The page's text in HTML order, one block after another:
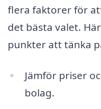
flera faktorer för
det bästa valet.
punkter att tänka
Jämför priser
bolag.